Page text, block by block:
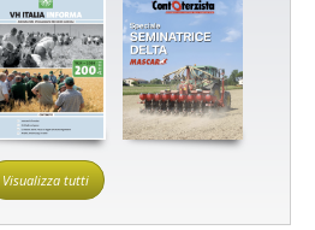
Visualizza tutti